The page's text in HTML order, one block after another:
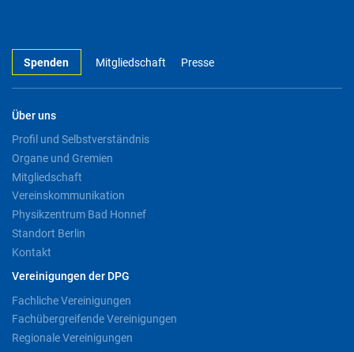
Spenden Mitgliedschaft Presse
Über uns
Profil und Selbstverständnis
Organe und Gremien
Mitgliedschaft
Vereinskommunikation
Physikzentrum Bad Honnef
Standort Berlin
Kontakt
Vereinigungen der DPG
Fachliche Vereinigungen
Fachübergreifende Vereinigungen
Regionale Vereinigungen